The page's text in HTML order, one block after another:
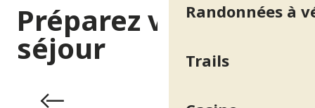
Randonnées à
Trails
Préparez votre
séjour